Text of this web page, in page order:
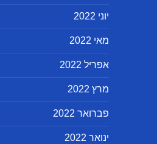
יוני 2022
מאי 2022
אפריל 2022
מרץ 2022
פברואר 2022
ינואר 2022